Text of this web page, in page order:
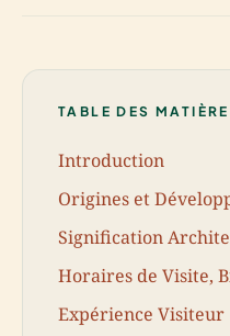
TABLE DES
Introduction
Origines et
Signification
Horaires de Visite,
Expérience Visiteur